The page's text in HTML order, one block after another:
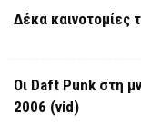
Δέκα καινοτομίες
Οι Daft Punk στη
2006 (vid)